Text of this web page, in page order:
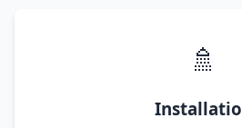
🚿